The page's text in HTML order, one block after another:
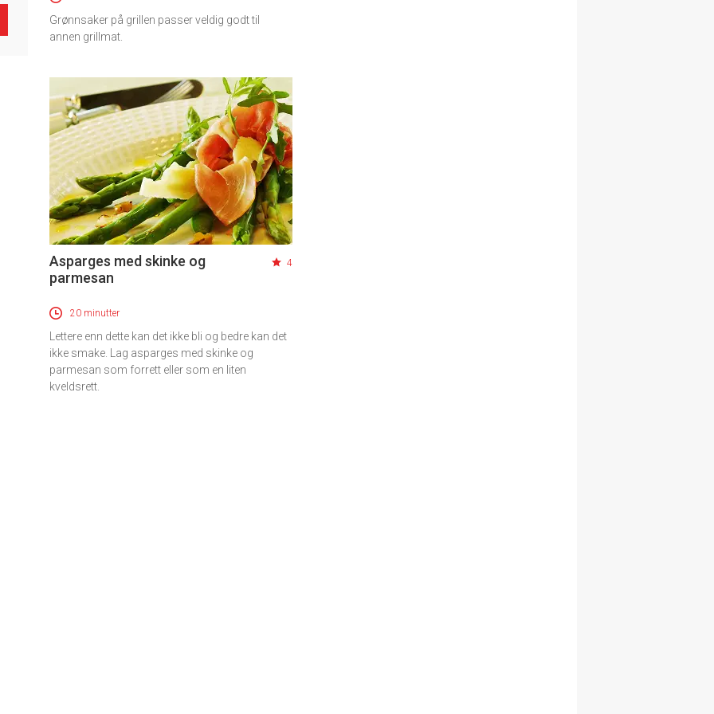
Grønnsaker på grillen passer veldig godt til
annen grillmat.
Asparges med skinke og
parmesan
4
20 minutter
Lettere enn dette kan det ikke bli og bedre kan det
ikke smake. Lag asparges med skinke og
parmesan som forrett eller som en liten
kveldsrett.